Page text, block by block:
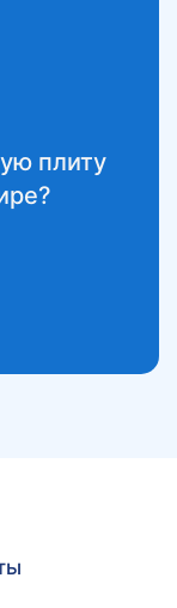
плиту